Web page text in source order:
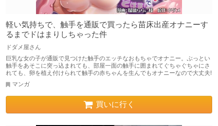
軽い気持ちで、触手を通販で買ったら苗床出産オナニーす
るまでドはまりしちゃった件
ドダメ屋さん
巨乳な女の子が通販で見つけた触手のエッチなおもちゃでオナニー。ぶっとい
触手をあそこに突っ込まれても、部屋一面の触手に囲まれてぐちゃぐちゃにさ
れても、卵を植え付けられて触手の赤ちゃんを生んでもオナニーなので大丈夫!
マンガ
買いに行く